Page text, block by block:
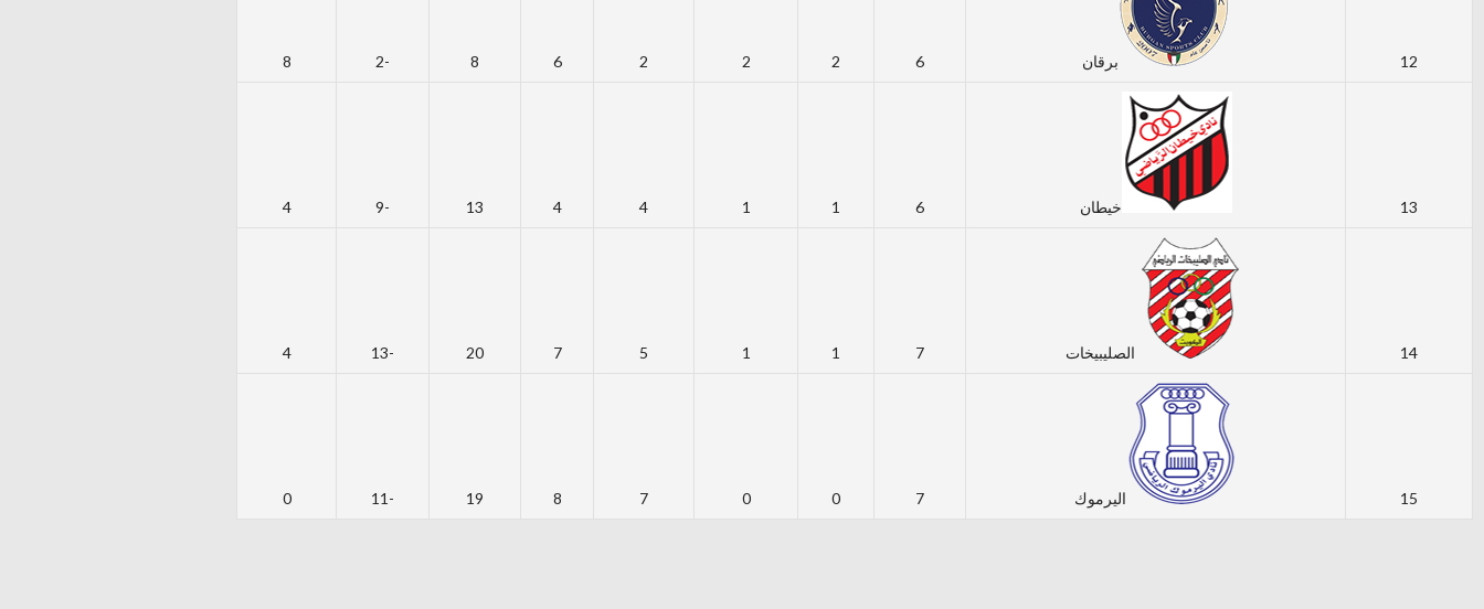
12 برقان 6
2
2
2
6
8
-2
8
13 خيطان 6
1
1
4
4
13
-9
4
14 الصليبيخات 7
1
1
5
7
20
-13
4
15 اليرموك 7
0
0
7
8
19
-11
0